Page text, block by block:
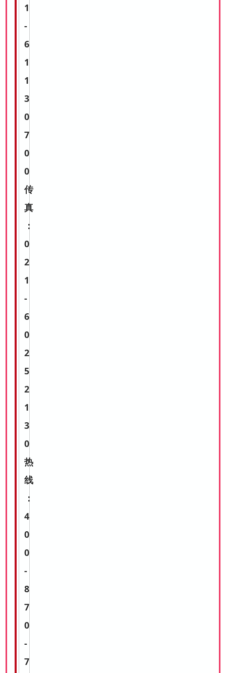
1
-
6
1
1
3
0
7
0
0
传
真
：
0
2
1
-
6
0
2
5
2
1
3
0
热
线
：
4
0
0
-
8
7
0
-
7